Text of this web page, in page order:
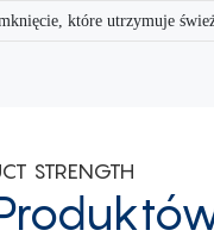
które utrzymuje
STRENGTH